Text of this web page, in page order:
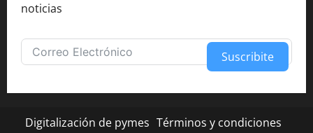
noticias
Suscribite
Digitalización de pymes Términos y condiciones